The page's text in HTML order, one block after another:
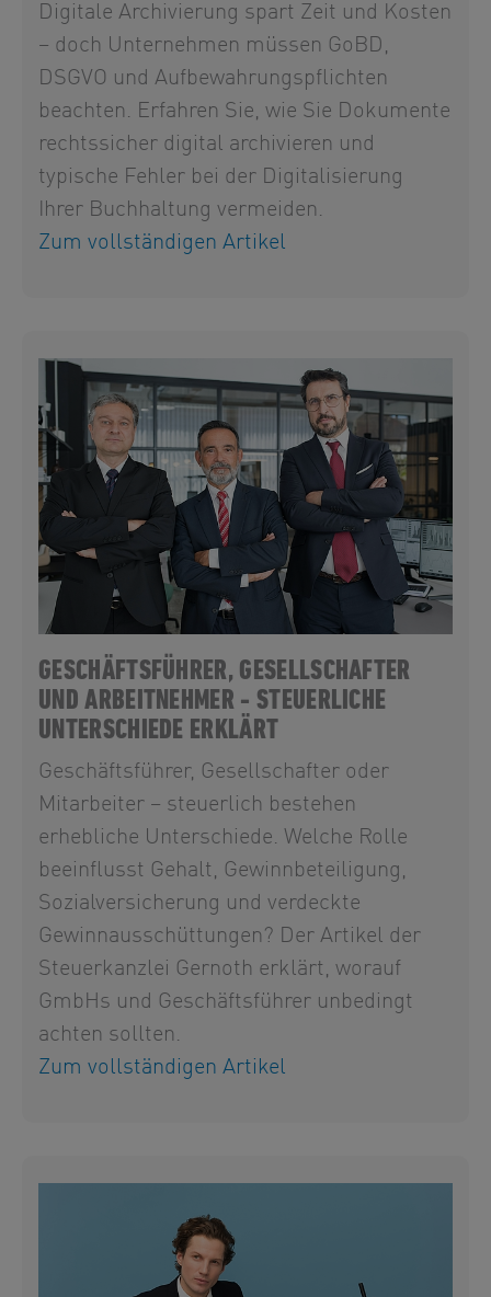
Digitale Archivierung spart Zeit und Kosten
– doch Unternehmen müssen GoBD,
DSGVO und Aufbewahrungspflichten
beachten. Erfahren Sie, wie Sie Dokumente
rechtssicher digital archivieren und
typische Fehler bei der Digitalisierung
Ihrer Buchhaltung vermeiden.
Zum vollständigen Artikel
GESCHÄFTSFÜHRER, GESELLSCHAFTER
UND ARBEITNEHMER - STEUERLICHE
UNTERSCHIEDE ERKLÄRT
Geschäftsführer, Gesellschafter oder
Mitarbeiter – steuerlich bestehen
erhebliche Unterschiede. Welche Rolle
beeinflusst Gehalt, Gewinnbeteiligung,
Sozialversicherung und verdeckte
Gewinnausschüttungen? Der Artikel der
Steuerkanzlei Gernoth erklärt, worauf
GmbHs und Geschäftsführer unbedingt
achten sollten.
Zum vollständigen Artikel